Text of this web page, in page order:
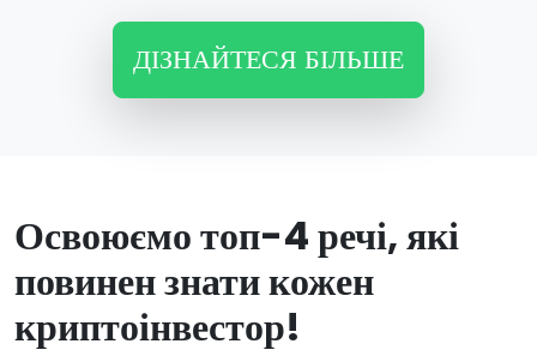
ДІЗНАЙТЕСЯ БІЛЬШЕ
Освоюємо топ-4 речі, які
повинен знати кожен
криптоінвестор!